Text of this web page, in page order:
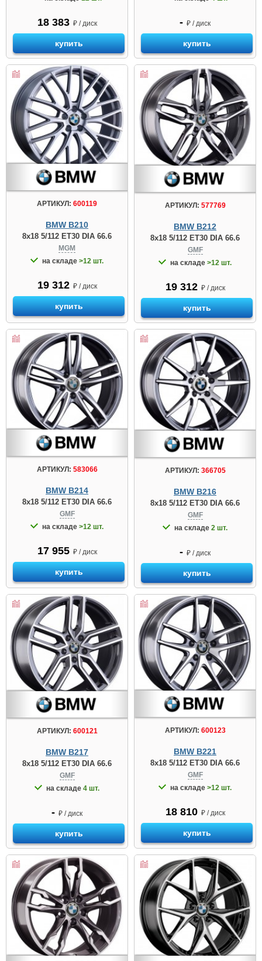
18 383 ₽ / диск
купить
- ₽ / диск
купить
АРТИКУЛ: 600119
BMW B210
8x18 5/112 ET30 DIA 66.6
MGM
на складе >12 шт.
19 312 ₽ / диск
купить
АРТИКУЛ: 577769
BMW B212
8x18 5/112 ET30 DIA 66.6
GMF
на складе >12 шт.
19 312 ₽ / диск
купить
АРТИКУЛ: 583066
BMW B214
8x18 5/112 ET30 DIA 66.6
GMF
на складе >12 шт.
17 955 ₽ / диск
купить
АРТИКУЛ: 366705
BMW B216
8x18 5/112 ET30 DIA 66.6
GMF
на складе 2 шт.
- ₽ / диск
купить
АРТИКУЛ: 600121
BMW B217
8x18 5/112 ET30 DIA 66.6
GMF
на складе 4 шт.
- ₽ / диск
купить
АРТИКУЛ: 600123
BMW B221
8x18 5/112 ET30 DIA 66.6
GMF
на складе >12 шт.
18 810 ₽ / диск
купить